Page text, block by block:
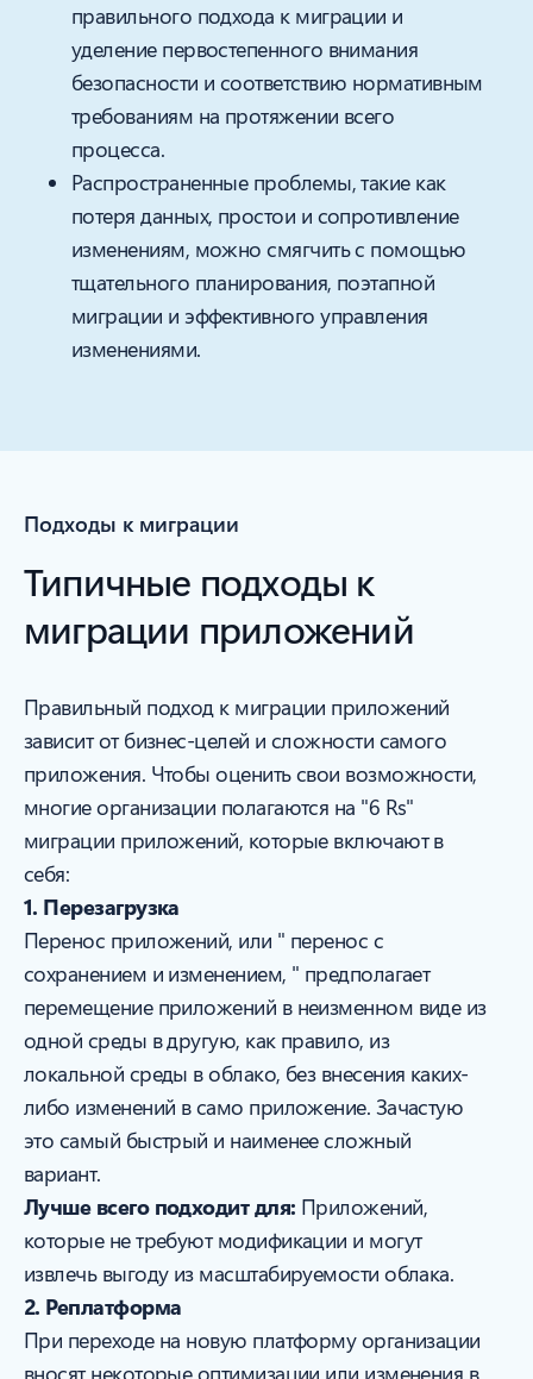
правильного подхода к миграции и
уделение первостепенного внимания
безопасности и соответствию нормативным
требованиям на протяжении всего
процесса.
Распространенные проблемы, такие как
потеря данных, простои и сопротивление
изменениям, можно смягчить с помощью
тщательного планирования, поэтапной
миграции и эффективного управления
изменениями.
Подходы к миграции
Типичные подходы к
миграции приложений
Правильный подход к миграции приложений
зависит от бизнес-целей и сложности самого
приложения. Чтобы оценить свои возможности,
многие организации полагаются на "6 Rs"
миграции приложений, которые включают в
себя:
1. Перезагрузка
Перенос приложений, или " перенос с
сохранением и изменением, " предполагает
перемещение приложений в неизменном виде из
одной среды в другую, как правило, из
локальной среды в облако, без внесения каких-
либо изменений в само приложение. Зачастую
это самый быстрый и наименее сложный
вариант.
Лучше всего подходит для: Приложений,
которые не требуют модификации и могут
извлечь выгоду из масштабируемости облака.
2. Реплатформа
При переходе на новую платформу организации
вносят некоторые оптимизации или изменения в